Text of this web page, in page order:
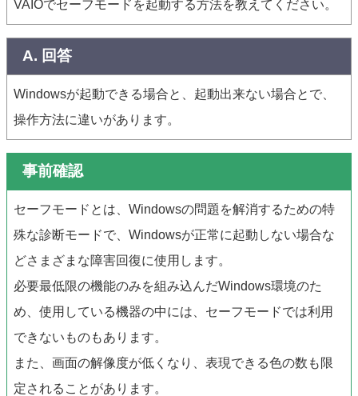
VAIOでセーフモードを起動する方法を教えてください。
A. 回答
Windowsが起動できる場合と、起動出来ない場合とで、
操作方法に違いがあります。
事前確認
セーフモードとは、Windowsの問題を解消するための特
殊な診断モードで、Windowsが正常に起動しない場合な
どさまざまな障害回復に使用します。
必要最低限の機能のみを組み込んだWindows環境のた
め、使用している機器の中には、セーフモードでは利用
できないものもあります。
また、画面の解像度が低くなり、表現できる色の数も限
定されることがあります。